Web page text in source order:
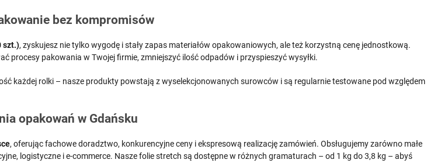
bez kompromisów
szt.), zyskujesz nie tylko wygodę i stały zapas materiałów opakowaniowych, ale też korzystną cenę jednostkową.
procesy pakowania w Twojej firmie, zmniejszyć ilość odpadów i przyspieszyć wysyłki.
każdej rolki – nasze produkty powstają z wyselekcjonowanych surowców i są regularnie testowane pod względem
opakowań w Gdańsku
, oferując fachowe doradztwo, konkurencyjne ceny i ekspresową realizację zamówień. Obsługujemy zarówno małe
logistyczne i e-commerce. Nasze folie stretch są dostępne w różnych gramaturach – od 1 kg do 3,8 kg – abyś